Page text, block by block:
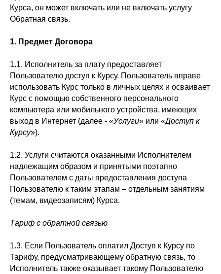
Курса, он может включать или не включать услугу
Обратная связь.
1. Предмет Договора
1.1. Исполнитель за плату предоставляет
Пользователю доступ к Курсу. Пользователь вправе
использовать Курс только в личных целях и осваивает
Курс с помощью собственного персонального
компьютера или мобильного устройства, имеющих
выход в Интернет (далее - «Услуги» или «Доступ к
Курсу»).
1.2. Услуги считаются оказанными Исполнителем
надлежащим образом и принятыми поэтапно
Пользователем с даты предоставления доступа
Пользователю к таким этапам – отдельным занятиям
(темам, видеозаписям) Курса.
Тариф с обратной связью
1.3. Если Пользователь оплатил Доступ к Курсу по
Тарифу, предусматривающему обратную связь, то
Исполнитель также оказывает такому Пользователю